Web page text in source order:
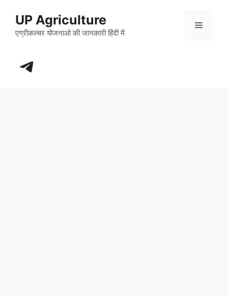
content
UP Agriculture
एग्रीकल्चर योजनाओ की जानकारी हिंदी में
Menu
https://t.me/+_dXT-DwpRj03ZDhl